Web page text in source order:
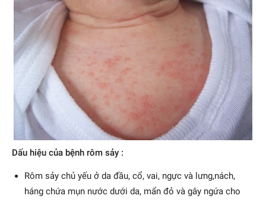
Dấu hiệu của bệnh rôm sảy :
Rôm sảy chủ yếu ở da đầu, cổ, vai, ngực và lưng,nách,
háng chứa mụn nước dưới da, mẩn đỏ và gây ngứa cho